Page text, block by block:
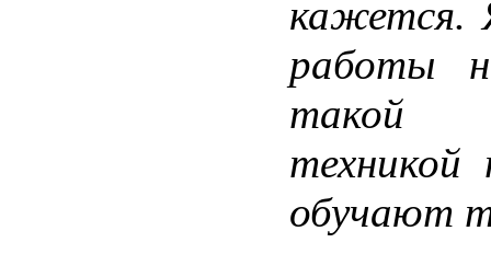
кажется.
работы
такой
техникой
обучают